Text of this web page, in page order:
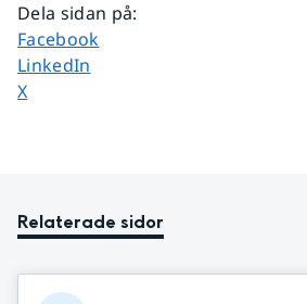
Dela sidan på:
Dela sidan på
Facebook
Dela sidan på
LinkedIn
Dela sidan på
X
Relaterade sidor